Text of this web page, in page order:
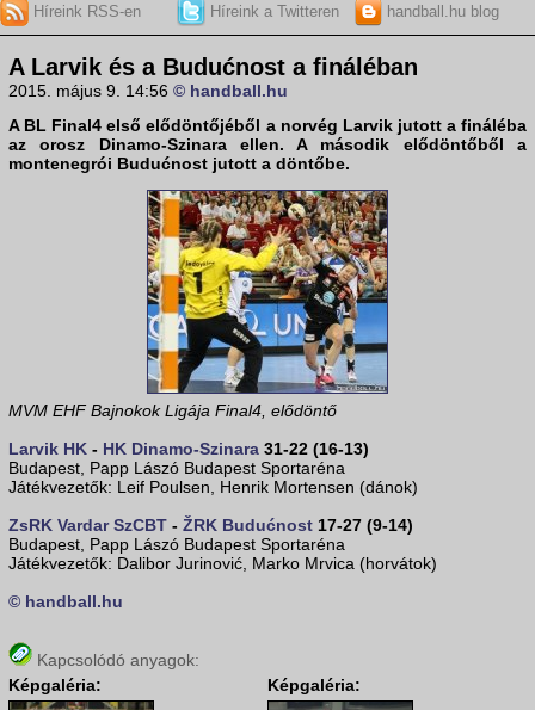
Híreink RSS-en Híreink a Twitteren handball.hu blog
A Larvik és a Budućnost a fináléban
2015. május 9. 14:56 © handball.hu
A BL Final4 első elődöntőjéből a norvég Larvik jutott a fináléba
az orosz Dinamo-Szinara ellen. A második elődöntőből a
montenegrói Budućnost jutott a döntőbe.
MVM EHF Bajnokok Ligája Final4, elődöntő
Larvik HK - HK Dinamo-Szinara 31-22 (16-13)
Budapest, Papp Lászó Budapest Sportaréna
Játékvezetők: Leif Poulsen, Henrik Mortensen (dánok)
ZsRK Vardar SzCBT - ŽRK Budućnost 17-27 (9-14)
Budapest, Papp Lászó Budapest Sportaréna
Játékvezetők: Dalibor Jurinović, Marko Mrvica (horvátok)
© handball.hu
Kapcsolódó anyagok:
Képgaléria:
Képgaléria: